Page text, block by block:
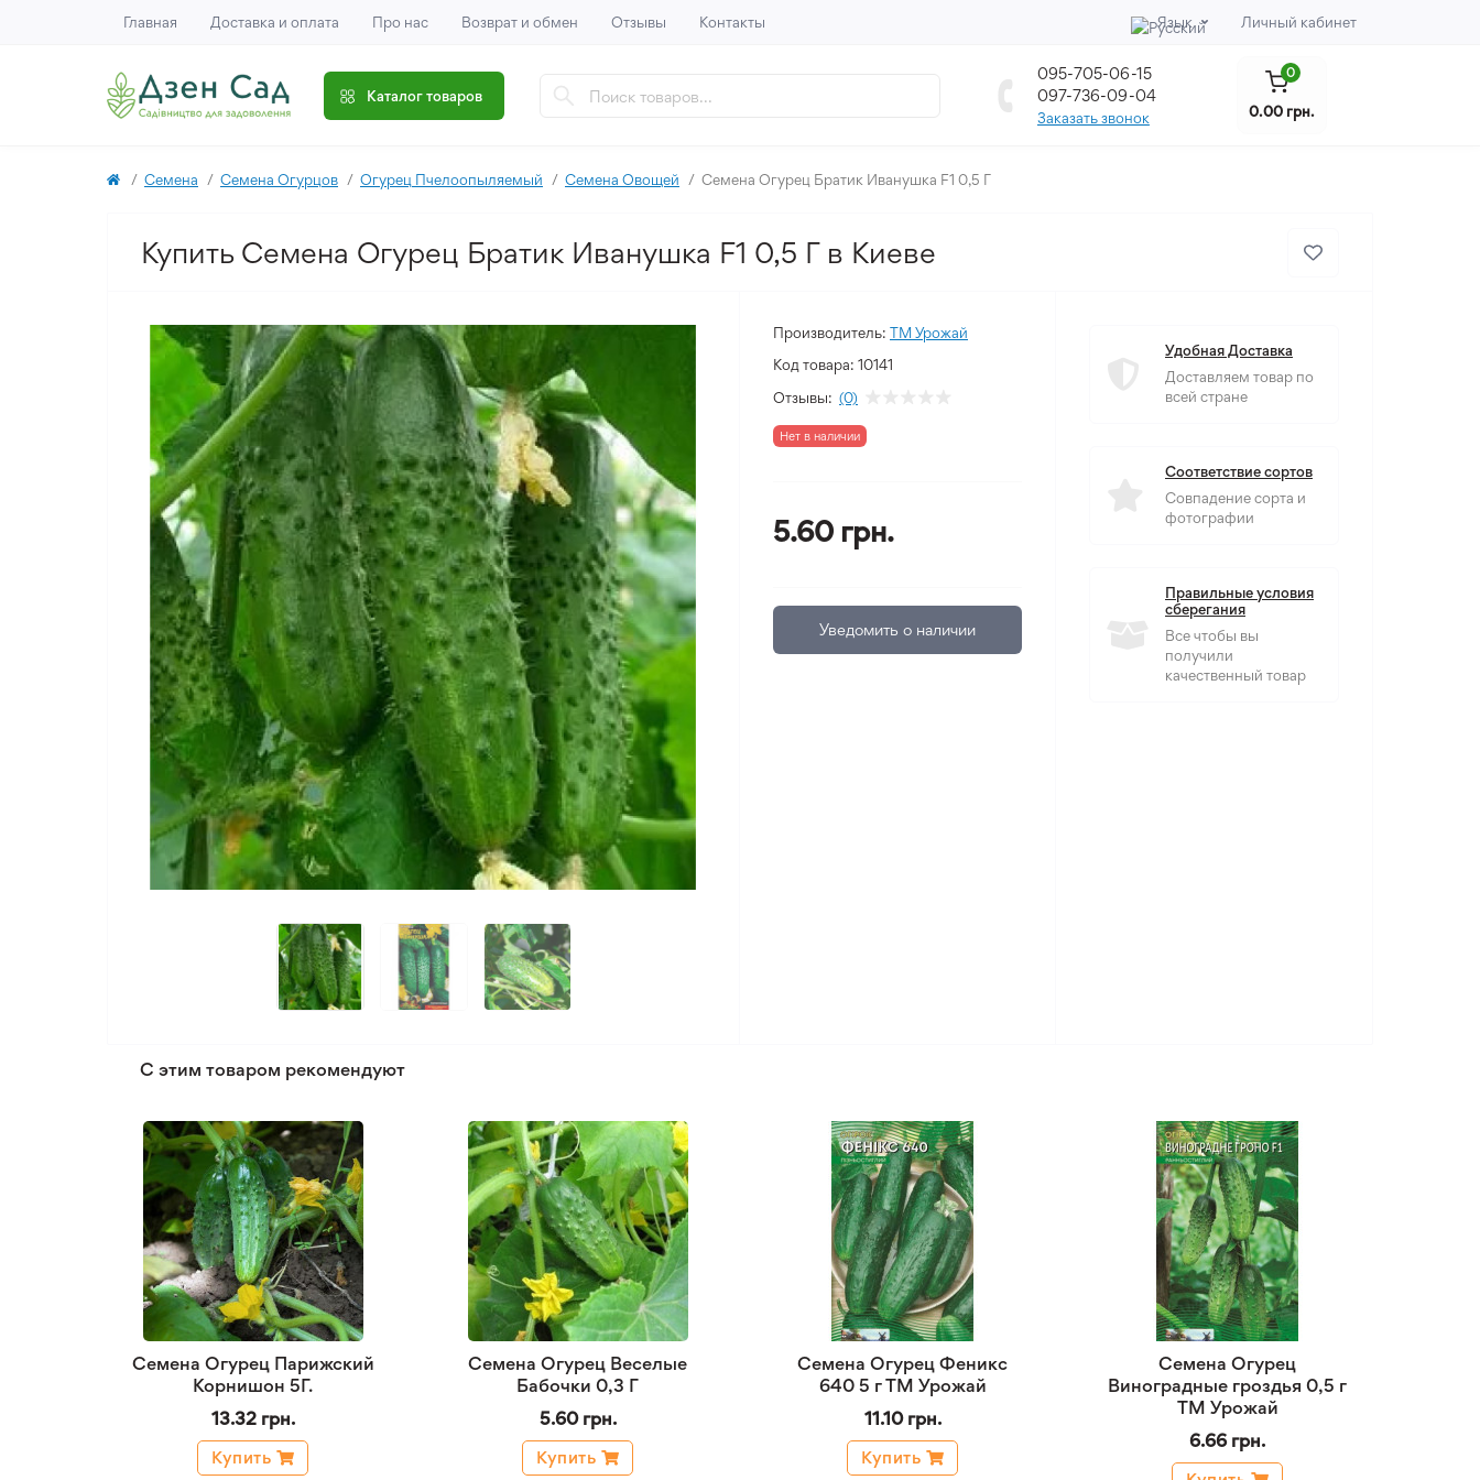
Главная Доставка и оплата Про нас Возврат и обмен Отзывы Контакты Язык Личный кабинет
Каталог товаров
095-705-06-15
097-736-09-04
Заказать звонок
0
0.00 грн.
Семена Семена Огурцов Огурец Пчелоопыляемый Семена Овощей Семена Огурец Братик Иванушка F1 0,5 Г
Купить Семена Огурец Братик Иванушка F1 0,5 Г в Киеве
Производитель: ТМ Урожай
Код товара: 10141
Отзывы: (0)
Нет в наличии
5.60 грн.
Уведомить о наличии
Удобная Доставка
Доставляем товар по
всей стране
Соответствие сортов
Совпадение сорта и
фотографии
Правильные условия
сберегания
Все чтобы вы
получили
качественный товар
С этим товаром рекомендуют
Семена Огурец Парижский
Корнишон 5Г.
13.32 грн.
Купить
Семена Огурец Веселые
Бабочки 0,3 Г
5.60 грн.
Купить
Семена Огурец Феникс
640 5 г ТМ Урожай
11.10 грн.
Купить
Семена Огурец
Виноградные гроздья 0,5 г
ТМ Урожай
6.66 грн.